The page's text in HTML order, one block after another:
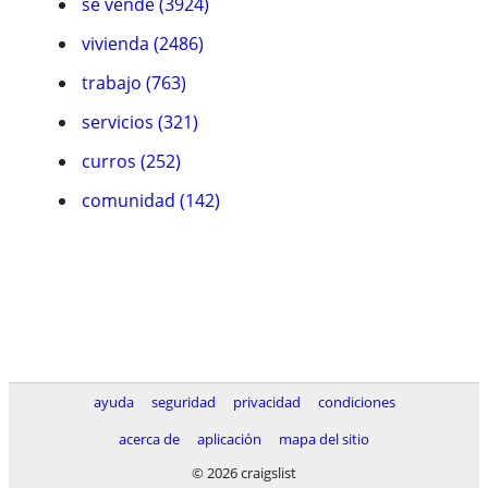
vivienda (2486)
trabajo (763)
servicios (321)
curros (252)
comunidad (142)
ayuda seguridad privacidad
condiciones
acerca de
aplicación
mapa del sitio
© 2026 craigslist